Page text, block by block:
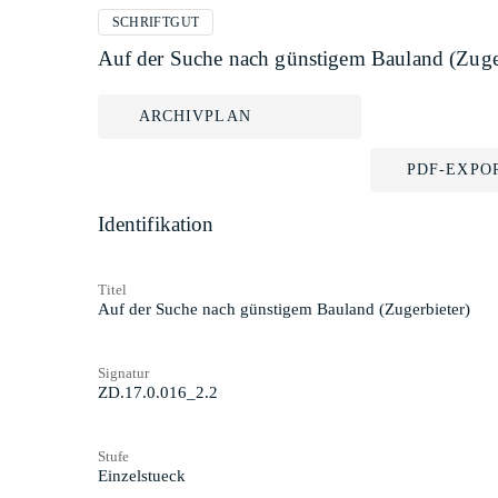
SCHRIFTGUT
Auf der Suche nach günstigem Bauland
ARCHIVPLAN
PDF-
Identifikation
Titel
Auf der Suche nach günstigem Bauland (Zugerbieter)
Signatur
ZD.17.0.016_2.2
Stufe
Einzelstueck